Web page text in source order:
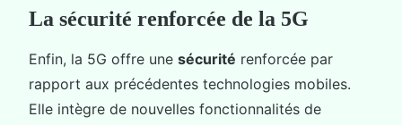
La sécurité renforcée de la 5G
Enfin, la 5G offre une sécurité renforcée par
rapport aux précédentes technologies mobiles.
Elle intègre de nouvelles fonctionnalités de